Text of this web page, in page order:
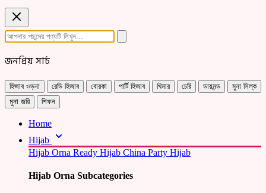
জনপ্রিয় সার্চ
হিজাব ওড়না রেডি হিজাব বোরকা পার্টি হিজাব খিমার চেরি ডায়মন্ড
মুনা সিল্ক
মুনা জরি
শিফন
Home
Hijab
Hijab Orna Ready Hijab China Party Hijab
Hijab Orna Subcategories